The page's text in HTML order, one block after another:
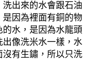
出來的水會跟石油
因為裡面有銅的物
水，是因為水龍頭
像洗米水一樣，水
有生鏽，所以只洗